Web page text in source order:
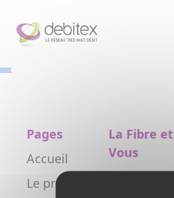
Pages
Accueil
Le projet
La Fibre et
Vous
Particulier